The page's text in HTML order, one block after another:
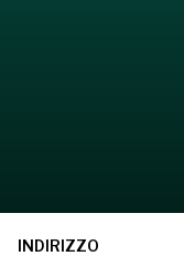
INDIRIZZO